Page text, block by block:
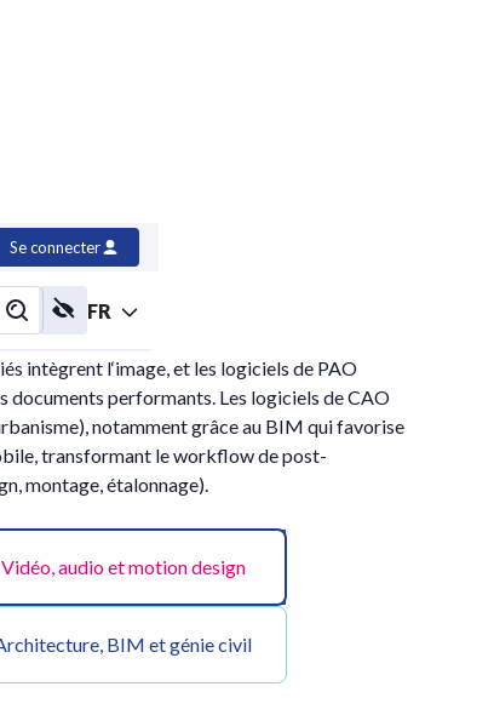
Se connecter
FR
intègrent l‘image, et les logiciels de PAO
documents performants. Les logiciels de CAO
notamment grâce au BIM qui favorise
transformant le workflow de post-
montage, étalonnage).
Vidéo, audio et motion design
BIM et génie civil